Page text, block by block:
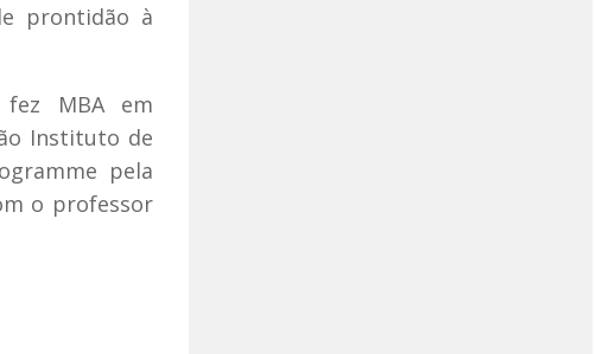
prontidão à
fez MBA em
Instituto de
pela
o professor